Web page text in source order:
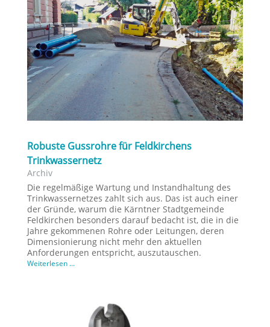
Robuste Gussrohre für Feldkirchens
Trinkwassernetz
Archiv
Die regelmäßige Wartung und Instandhaltung des
Trinkwassernetzes zahlt sich aus. Das ist auch einer
der Gründe, warum die Kärntner Stadtgemeinde
Feldkirchen besonders darauf bedacht ist, die in die
Jahre gekommenen Rohre oder Leitungen, deren
Dimensionierung nicht mehr den aktuellen
Anforderungen entspricht, auszutauschen.
Weiterlesen ...